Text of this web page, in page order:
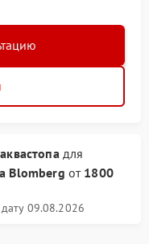
для
Blomberg от 1800
09.08.2026